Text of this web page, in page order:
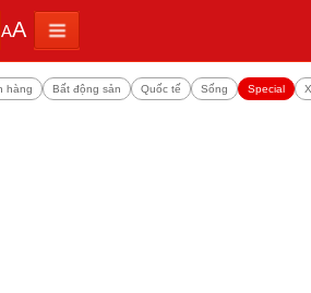
AA
hàng Bất động sản Quốc tế Sống Special